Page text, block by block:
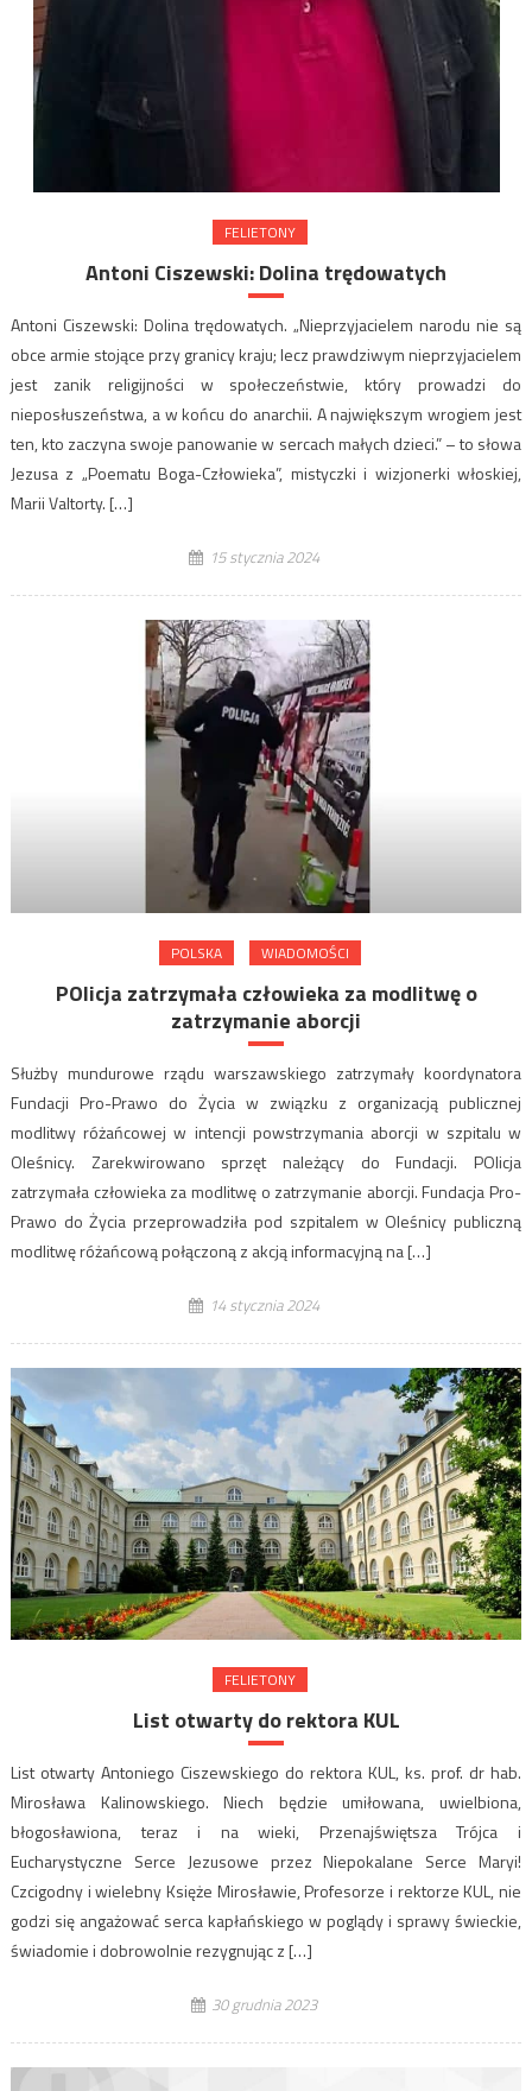
FELIETONY
Antoni Ciszewski: Dolina trędowatych
Antoni Ciszewski: Dolina trędowatych. „Nieprzyjacielem narodu nie są
obce armie stojące przy granicy kraju; lecz prawdziwym nieprzyjacielem
jest zanik religijności w społeczeństwie, który prowadzi do
nieposłuszeństwa, a w końcu do anarchii. A największym wrogiem jest
ten, kto zaczyna swoje panowanie w sercach małych dzieci.” – to słowa
Jezusa z „Poematu Boga-Człowieka”, mistyczki i wizjonerki włoskiej,
Marii Valtorty. […]
15 stycznia 2024
POLSKA WIADOMOŚCI
POlicja zatrzymała człowieka za modlitwę o
zatrzymanie aborcji
Służby mundurowe rządu warszawskiego zatrzymały koordynatora
Fundacji Pro-Prawo do Życia w związku z organizacją publicznej
modlitwy różańcowej w intencji powstrzymania aborcji w szpitalu w
Oleśnicy. Zarekwirowano sprzęt należący do Fundacji. POlicja
zatrzymała człowieka za modlitwę o zatrzymanie aborcji. Fundacja Pro-
Prawo do Życia przeprowadziła pod szpitalem w Oleśnicy publiczną
modlitwę różańcową połączoną z akcją informacyjną na […]
14 stycznia 2024
FELIETONY
List otwarty do rektora KUL
List otwarty Antoniego Ciszewskiego do rektora KUL, ks. prof. dr hab.
Mirosława Kalinowskiego. Niech będzie umiłowana, uwielbiona,
błogosławiona, teraz i na wieki, Przenajświętsza Trójca i
Eucharystyczne Serce Jezusowe przez Niepokalane Serce Maryi!
Czcigodny i wielebny Księże Mirosławie, Profesorze i rektorze KUL, nie
godzi się angażować serca kapłańskiego w poglądy i sprawy świeckie,
świadomie i dobrowolnie rezygnując z […]
30 grudnia 2023